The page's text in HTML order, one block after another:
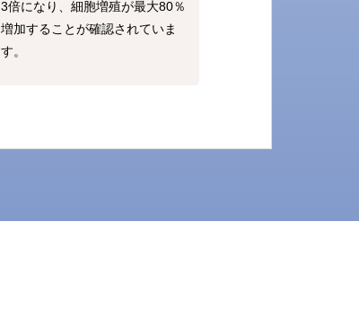
3倍になり、細胞増殖が最大80％
増加することが確認されていま
す。